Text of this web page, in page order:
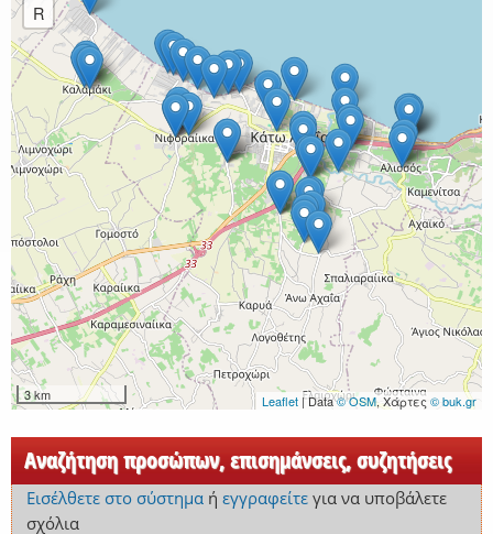
R
3 km Leaflet | Data© OSM, Χάρτες© buk.gr
Αναζήτηση προσώπων, επισημάνσεις, συζητήσεις
Εισέλθετε στο σύστημαή εγγραφείτεγια να υποβάλετε
σχόλια